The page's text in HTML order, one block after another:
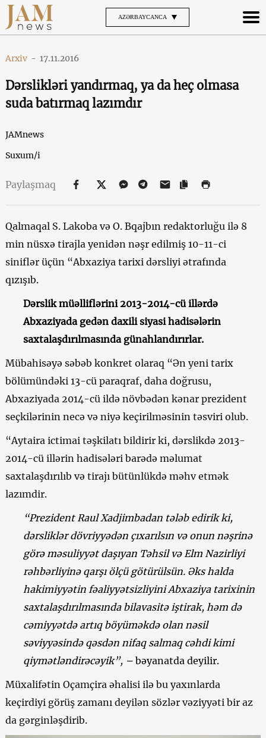
AZƏRBAYCANCA
Arxiv - 17.11.2016
Dərslikləri yandırmaq, ya da heç olmasa
suda batırmaq lazımdır
JAMnews
Suxum/i
Paylaşmaq
Qalmaqal S. Lakoba və O. Bqajbın redaktorluğu ilə 8
min nüsxə tirajla yenidən nəşr edilmiş 10-11-ci
siniflər üçün “Abxaziya tarixi dərsliyi ətrafında
qızışıb.
Dərslik müəlliflərini 2013-2014-cü illərdə
Abxaziyada gedən daxili siyasi hadisələrin
saxtalaşdırılmasında günahlandırırlar.
Mübahisəyə səbəb konkret olaraq “Ən yeni tarix
bölümündəki 13-cü paraqraf, daha doğrusu,
Abxaziyada 2014-cü ildə növbədən kənar prezident
seçkilərinin necə və niyə keçirilməsinin təsviri olub.
“Aytaira ictimai təşkilatı bildirir ki, dərslikdə 2013-
2014-cü illərin hadisələri barədə məlumat
saxtalaşdırılıb və tirajı bütünlükdə məhv etmək
lazımdir.
“Prezident Raul Xadjimbadan tələb edirik ki,
dərsliklər dövriyyədən çıxarılsın və onun nəşrinə
görə məsuliyyət daşıyan Təhsil və Elm Nazirliyi
rəhbərliyinə qarşı ölçü götürülsün. Əks halda
hakimiyyətin fəaliyyətsizliyini Abxaziya tarixinin
saxtalaşdırılmasında bilavasitə iştirak, həm də
cəmiyyətdə artıq böyüməkdə olan nəsil
səviyyəsində qəsdən nifaq salmaq cəhdi kimi
qiymətləndirəcəyik”, –bəyanatda deyilir.
Müxalifətin Oçamçira əhalisi ilə bu yaxınlarda
keçirdiyi görüş zamanı deyilən sözlər vəziyyəti bir az
da gərginləşdirib.